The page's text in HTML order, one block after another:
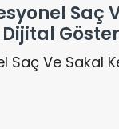
Saç
Saç Ve Sakal